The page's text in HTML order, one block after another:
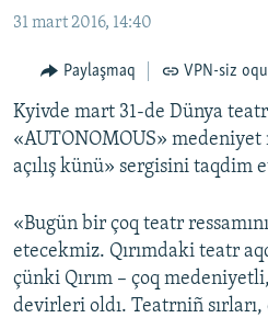
Qıdıruvğa
MEDENİYET
İNSAN AQLARI
VİDEO
SÜRET
FİKİR
Русский
31 mart 2016, 14:40
Paylaşmaq VPN-siz
Kyivde mart 31-de Dünya
«AUTONOMOUS»
açılış künü» sergisini taqdim
«Bugün bir çoq teatr
etecekmiz. Qırımdaki teatr
çünki Qırım – çoq
devirleri oldı. Teatrniñ